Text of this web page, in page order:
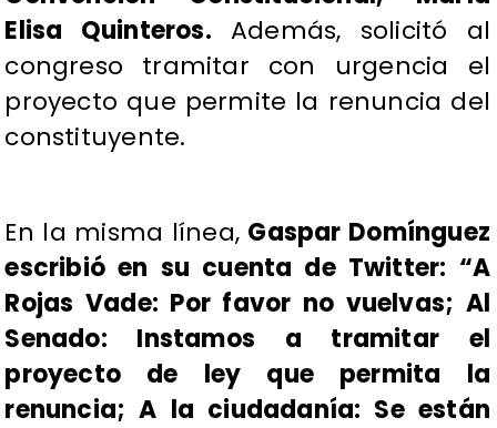
Elisa Quinteros. Además, solicitó al
congreso tramitar con urgencia el
proyecto que permite la renuncia del
constituyente.
En la misma línea, Gaspar Domínguez
escribió en su cuenta de Twitter: “A
Rojas Vade: Por favor no vuelvas; Al
Senado: Instamos a tramitar el
proyecto de ley que permita la
renuncia; A la ciudadanía: Se están